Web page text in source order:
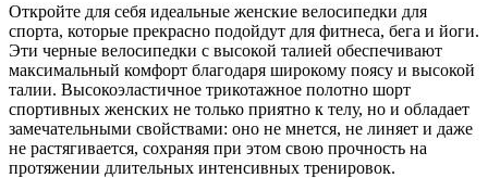
Триатлон
Центр
Жен
XS
Откройте для себя идеальные женские велосипедки для
спорта, которые прекрасно подойдут для фитнеса, бега и йоги.
Эти черные велосипедки с высокой талией обеспечивают
максимальный комфорт благодаря широкому поясу и высокой
талии. Высокоэластичное трикотажное полотно шорт
спортивных женских не только приятно к телу, но и обладает
замечательными свойствами: оно не мнется, не линяет и даже
не растягивается, сохраняя при этом свою прочность на
протяжении длительных интенсивных тренировок.